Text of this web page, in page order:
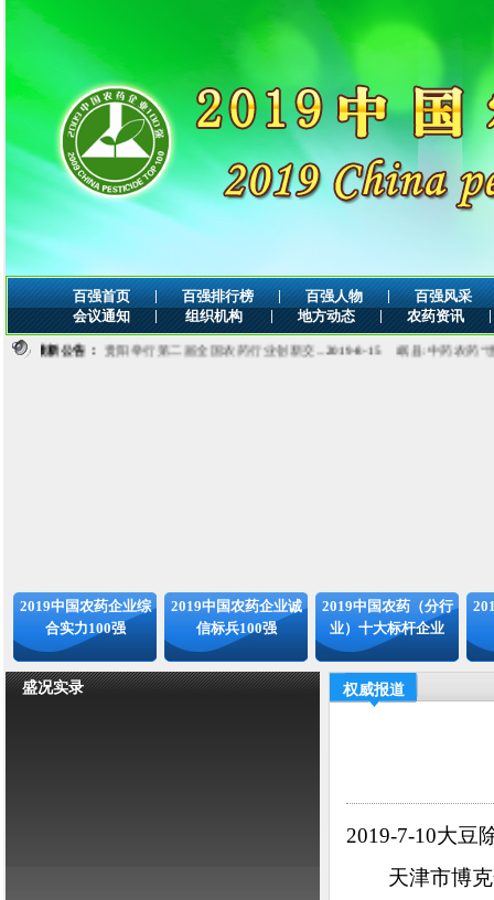
百强首页 | 百强排行榜 | 百强人物 |
百强风采
会议通知
| 组织机构 | 地方动态 | 农药资讯 |
最新公告： 贵阳举行第二届全国农药行业创新交...2019-8-15 岷县:中药农药“世
2019中国农药企业综
合实力100强
2019中国农药企业诚
信标兵100强
2019中国农药（分行
业）十大标杆企业
盛况实录 权威报道
2019-7-10大豆
天津市博克